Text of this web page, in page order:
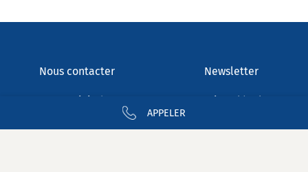
APPELER
Nous contacter Newsletter
Confidentialité Glossaire